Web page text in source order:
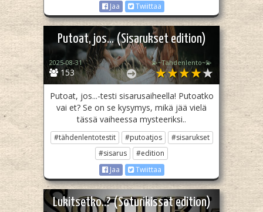
Jaa
Twiittaa
Putoat, jos... (Sisarukset edition)
153
2025-08-31 💫~Tähdenlento~💫
Putoat, jos...-testi sisarusaiheella! Putoatko
vai et? Se on se kysymys, mikä jää vielä
tässä vaiheessa mysteeriksi..
#tähdenlentotestit #putoatjos
#sisarukset
#sisarus
#edition
Jaa
Twiittaa
Lukitsetko..? (Soturikissat edition)